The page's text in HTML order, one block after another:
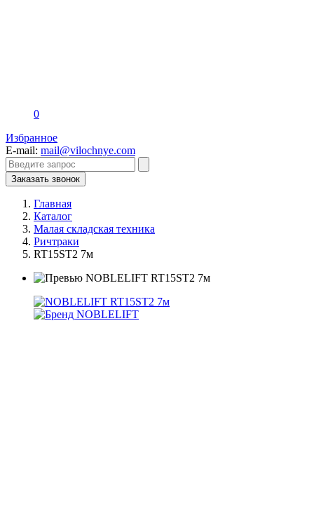
0
Избранное
E-mail: mail@vilochnye.com
Заказать звонок
Главная
Каталог
Малая складская техника
Ричтраки
RT15ST2 7м